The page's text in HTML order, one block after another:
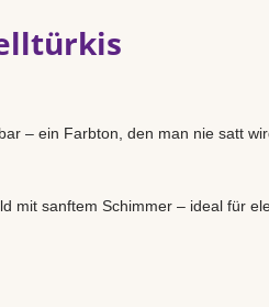
– ein Farbton, den man nie satt
mit sanftem Schimmer – ideal für